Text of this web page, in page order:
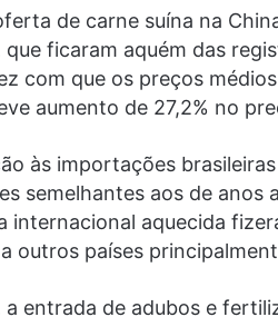
de carne suína na
ficaram aquém das
com que os preços
aumento de 27,2% no
às importações
semelhantes aos de anos
internacional aquecida
outros países
a entrada de adubos e